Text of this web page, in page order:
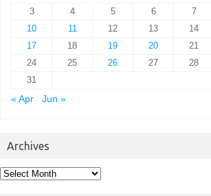
3
4 5 6 7
10
11 12 13 14
17
18 19 20 21
24
25 26 27 28
31
« Apr
Jun »
Archives
Archives